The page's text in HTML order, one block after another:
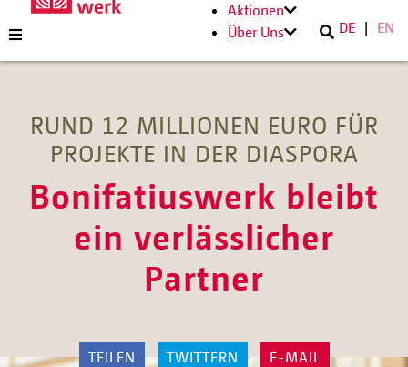
Aktionen
Über Uns
DE EN
RUND 12 MILLIONEN EURO FÜR
PROJEKTE IN DER DIASPORA
Bonifatiuswerk bleibt
ein verlässlicher
Partner
TEILEN TWITTERN E-MAIL